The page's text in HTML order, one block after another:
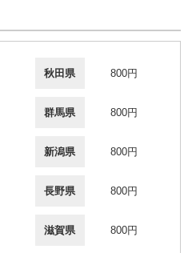
秋田県 800円
群馬県 800円
新潟県 800円
長野県 800円
滋賀県 800円